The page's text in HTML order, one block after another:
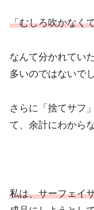
「むしろ吹かなく
なんて分かれてい
多いのではないで
さらに「捨てサフ
て、余計にわから
私は、サーフェイ